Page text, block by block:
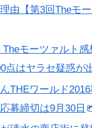
由【第3回Theモ
Theモーツァルト
点はヤラセ疑惑が
THEワールド
募締切は9月30日